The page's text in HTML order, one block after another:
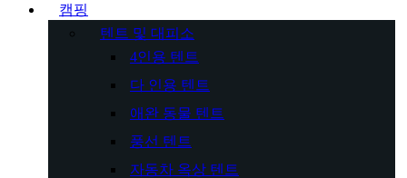
캠핑
텐트 및 대피소
4인용 텐트
다 인용 텐트
애완 동물 텐트
풍선 텐트
자동차 옥상 텐트